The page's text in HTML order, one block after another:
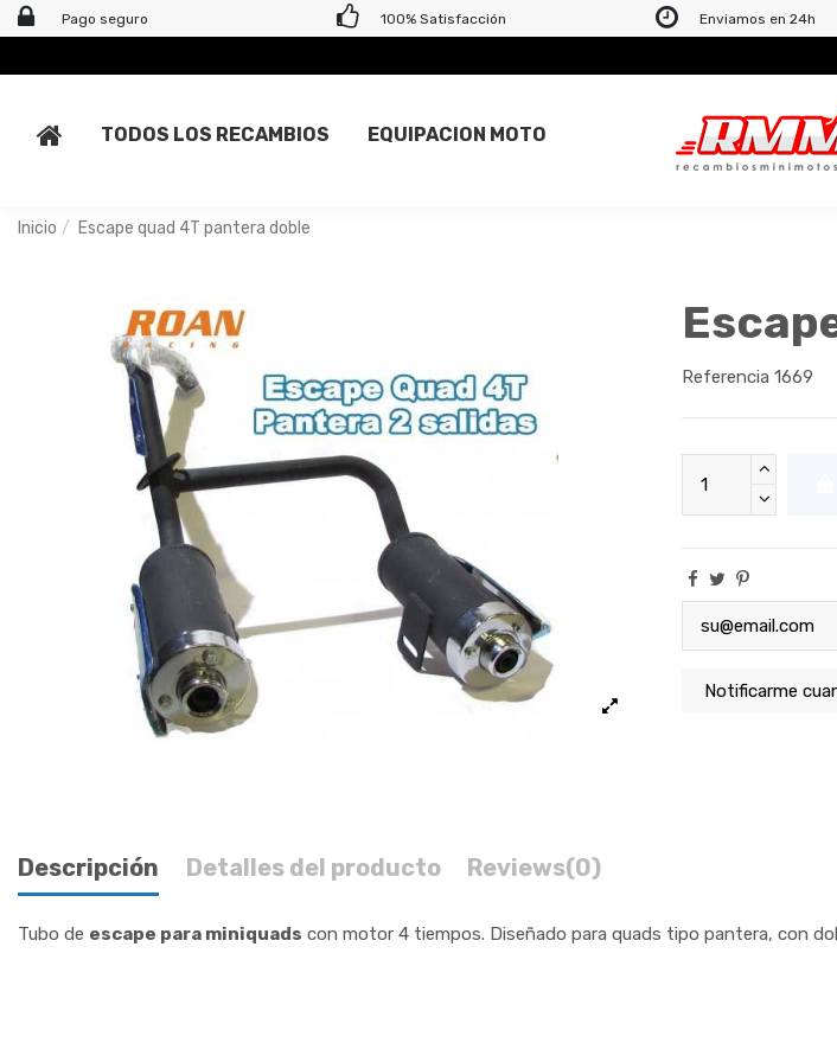
Pago seguro 100% Satisfacción Enviamos en 24h
TODOS LOS RECAMBIOS EQUIPACION MOTO
Inicio Escape quad 4T pantera doble
Referencia 1669
Descripción Detalles del producto Reviews(0)
Tubo de escape para miniquads con motor 4 tiempos. Diseñado para quads tipo pantera, con